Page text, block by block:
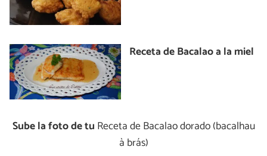
Receta de Bacalao a la miel
Sube la foto de tu Receta de Bacalao dorado (bacalhau
à brás)